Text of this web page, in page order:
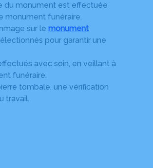
du monument est effectuée
monument funéraire.
sur le monument
pour garantir une
avec soin, en veillant à
funéraire.
tombale, une vérification
travail.